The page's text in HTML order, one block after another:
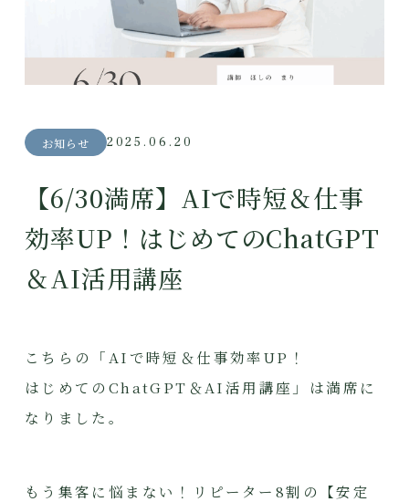
お知らせ 2025.06.20
【6/30満席】AIで時短＆仕事
効率UP！はじめてのChatGPT
＆AI活用講座
こちらの「AIで時短＆仕事効率UP！
はじめてのChatGPT＆AI活用講座」は満席に
なりました。
もう集客に悩まない！リピーター8割の【安定